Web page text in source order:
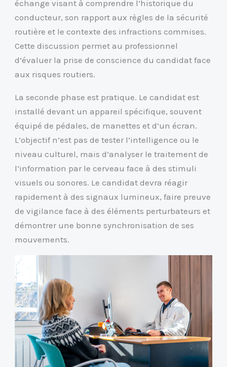
échange visant à comprendre l’historique du
conducteur, son rapport aux règles de la sécurité
routière et le contexte des infractions commises.
Cette discussion permet au professionnel
d’évaluer la prise de conscience du candidat face
aux risques routiers.
La seconde phase est pratique. Le candidat est
installé devant un appareil spécifique, souvent
équipé de pédales, de manettes et d’un écran.
L’objectif n’est pas de tester l’intelligence ou le
niveau culturel, mais d’analyser le traitement de
l’information par le cerveau face à des stimuli
visuels ou sonores. Le candidat devra réagir
rapidement à des signaux lumineux, faire preuve
de vigilance face à des éléments perturbateurs et
démontrer une bonne synchronisation de ses
mouvements.